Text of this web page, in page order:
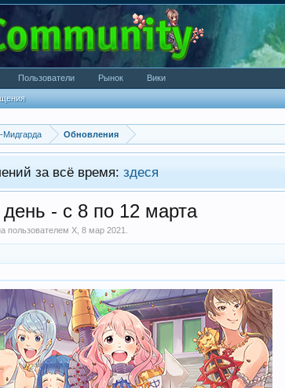
Мидгарда Обновления
за всё время: здеся
- с 8 по 12 марта
пользователем X 8 мар 2021
Пользователи Рынок Вики